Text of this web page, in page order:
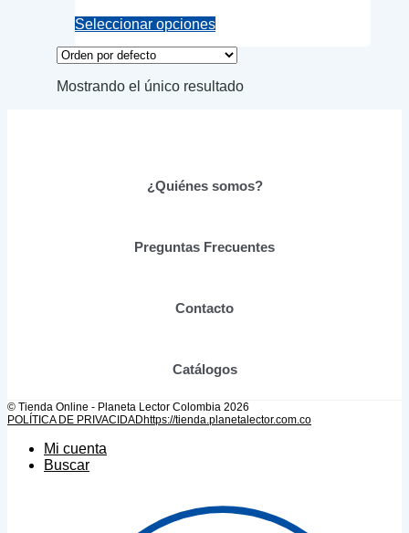
Seleccionar opcionesEste
tiene
variantes.
en
producto
Mostrando el único resultado
¿Quiénes somos?
Preguntas Frecuentes
Contacto
Catálogos
© Tienda Online - Planeta Lector Colombia 2026
POLÍTICA DE PRIVACIDADhttps://tienda.planetalector.com.co
Mi cuenta
Buscar